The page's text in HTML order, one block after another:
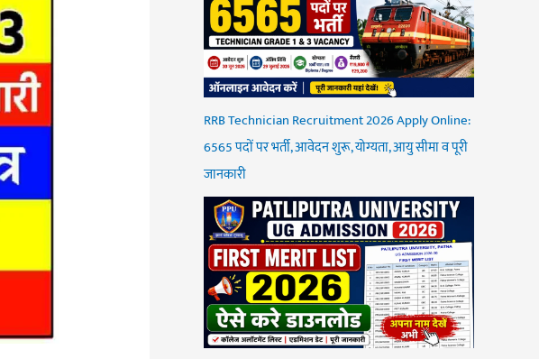
RRB Technician Recruitment 2026 Apply Online:
6565 पदों पर भर्ती, आवेदन शुरू, योग्यता, आयु सीमा व पूरी
जानकारी